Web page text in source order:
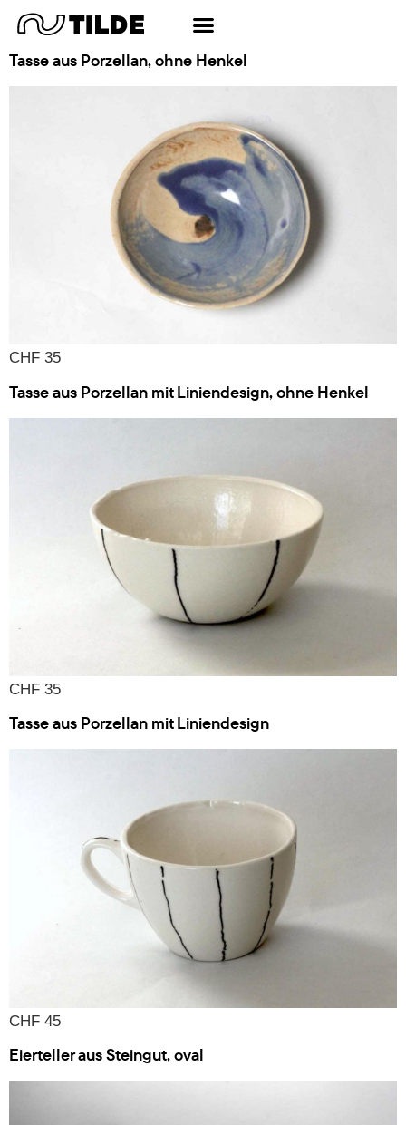
Schlagwort:Neuheiten
Tasse aus Porzellan, ohne Henkel
CHF 35
Tasse aus Porzellan mit Liniendesign, ohne Henkel
CHF 35
Tasse aus Porzellan mit Liniendesign
CHF 45
Eierteller aus Steingut, oval